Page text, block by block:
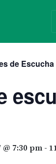
de Escucha
7:30 pm -